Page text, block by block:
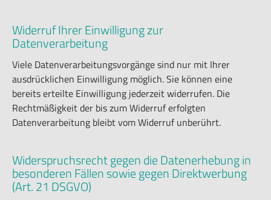
Widerruf Ihrer Einwilligung zur
Datenverarbeitung
Viele Datenverarbeitungsvorgänge sind nur mit Ihrer
ausdrücklichen Einwilligung möglich. Sie können eine
bereits erteilte Einwilligung jederzeit widerrufen. Die
Rechtmäßigkeit der bis zum Widerruf erfolgten
Datenverarbeitung bleibt vom Widerruf unberührt.
Widerspruchsrecht gegen die Datenerhebung in
besonderen Fällen sowie gegen Direktwerbung
(Art. 21 DSGVO)